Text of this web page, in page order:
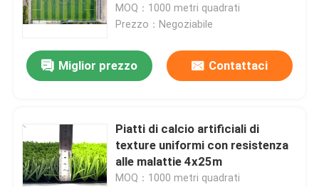
MOQ：1000 metri quadrati
Prezzo：Negoziabile
Miglior prezzo Contattaci
Piatti di calcio artificiali di
texture uniformi con resistenza
alle malattie 4x25m
MOQ：1000 metri quadrati